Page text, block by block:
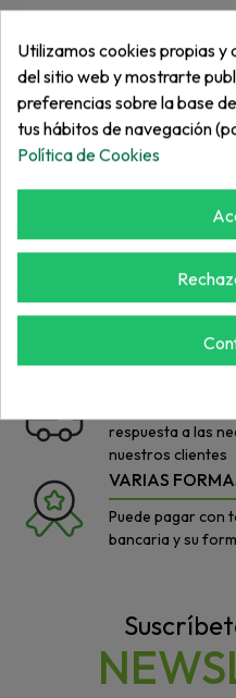
POLÍTICA DE
ideal: buen
AGILIDAD
respuesta a las
nuestros clientes
VARIAS
Puede pagar con
bancaria y su
Utilizamos cookies propias y
del sitio web y mostrarte
preferencias sobre la base
tus hábitos de navegación
Política de Cookies